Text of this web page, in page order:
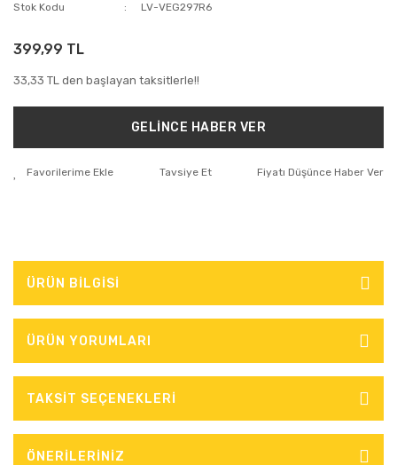
Stok Kodu
LV-VEG297R6
399,99 TL
33,33 TL den başlayan taksitlerle!!
GELİNCE HABER VER
Tavsiye Et Fiyatı Düşünce Haber Ver
ÜRÜN BİLGİSİ
ÜRÜN YORUMLARI
TAKSİT SEÇENEKLERİ
ÖNERİLERİNİZ